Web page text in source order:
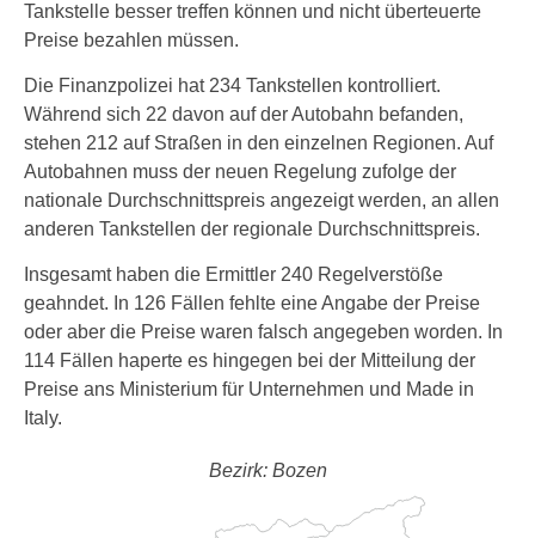
Tankstelle besser treffen können und nicht überteuerte
Preise bezahlen müssen.
Die Finanzpolizei hat 234 Tankstellen kontrolliert.
Während sich 22 davon auf der Autobahn befanden,
stehen 212 auf Straßen in den einzelnen Regionen. Auf
Autobahnen muss der neuen Regelung zufolge der
nationale Durchschnittspreis angezeigt werden, an allen
anderen Tankstellen der regionale Durchschnittspreis.
Insgesamt haben die Ermittler 240 Regelverstöße
geahndet. In 126 Fällen fehlte eine Angabe der Preise
oder aber die Preise waren falsch angegeben worden. In
114 Fällen haperte es hingegen bei der Mitteilung der
Preise ans Ministerium für Unternehmen und Made in
Italy.
Bezirk: Bozen